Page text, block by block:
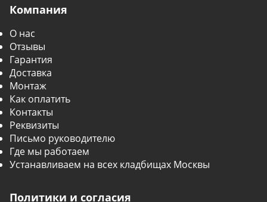
Компания
О нас
Отзывы
Гарантия
Доставка
Монтаж
Как оплатить
Контакты
Реквизиты
Письмо руководителю
Где мы работаем
Устанавливаем на всех кладбищах Москвы
Политики и согласия